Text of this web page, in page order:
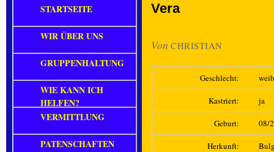
Vera
Von CHRISTIAN
Geschlecht:
Kastriert: ja
Geburt: 08/
Herkunft:
STARTSEITE
WIR ÜBER UNS
GRUPPENHALTUNG
WIE KANN ICH
HELFEN?
VERMITTLUNG
PATENSCHAFTEN